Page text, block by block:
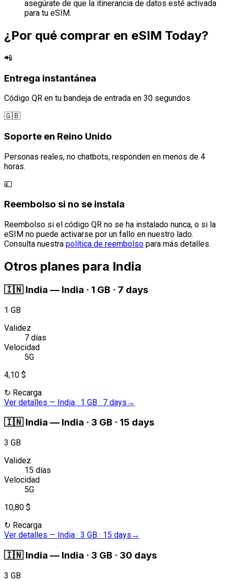
asegúrate de que la itinerancia de datos esté activada
para tu eSIM.
¿Por qué comprar en eSIM Today?
📲
Entrega instantánea
Código QR en tu bandeja de entrada en 30 segundos.
🇬🇧
Soporte en Reino Unido
Personas reales, no chatbots, responden en menos de 4
horas.
💷
Reembolso si no se instala
Reembolso si el código QR no se ha instalado nunca, o si la
eSIM no puede activarse por un fallo en nuestro lado.
Consulta nuestra política de reembolso para más detalles.
Otros planes para India
🇮🇳 India — India · 1 GB · 7 days
1 GB
Validez
7 días
Velocidad
5G
4,10 $
↻ Recarga
Ver detalles — India · 1 GB · 7 days →
🇮🇳 India — India · 3 GB · 15 days
3 GB
Validez
15 días
Velocidad
5G
10,80 $
↻ Recarga
Ver detalles — India · 3 GB · 15 days →
🇮🇳 India — India · 3 GB · 30 days
3 GB